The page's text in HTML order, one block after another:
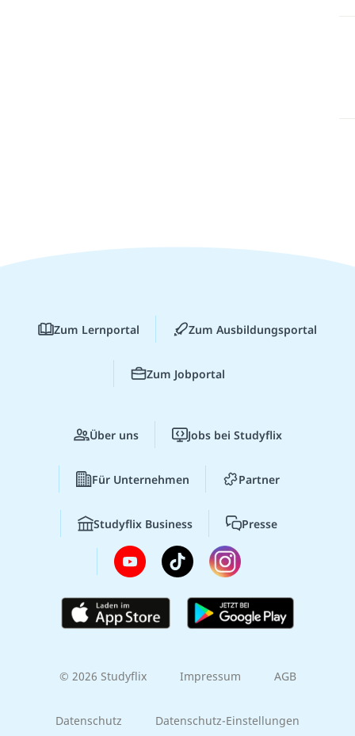
Zum Lernportal Zum Ausbildungsportal
Zum Jobportal
Über uns Jobs bei Studyflix
Für Unternehmen Partner
Studyflix Business Presse
© 2026 Studyflix Impressum AGB
Datenschutz Datenschutz-Einstellungen